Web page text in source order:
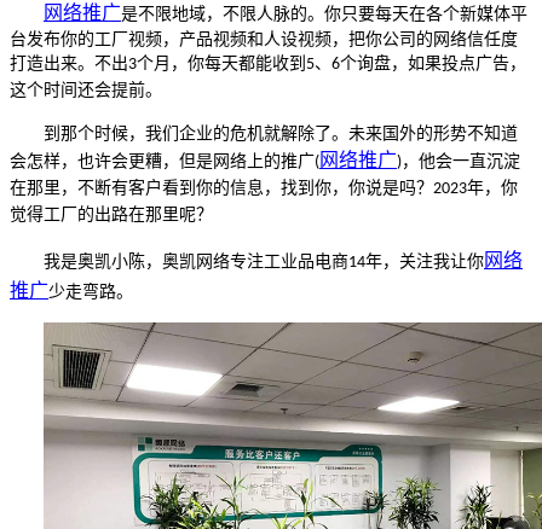
网络推广是不限地域，不限人脉的。你只要每天在各个新媒体平
台发布你的工厂视频，产品视频和人设视频，把你公司的网络信任度
打造出来。不出3个月，你每天都能收到 5、 6个询盘，如果投点广告，
这个时间还会提前。
到那个时候，我们企业的危机就解除了。未来国外的形势不知道
会怎样，也许会更糟，但是网络上的推广( 网络推广)，他会一直沉淀
在那里，不断有客户看到你的信息，找到你，你说是吗？ 2023年，你
觉得工厂的出路在那里呢？
我是奥凯小陈，奥凯网络专注工业品电商14年，关注我让你 网络
推广少走弯路。